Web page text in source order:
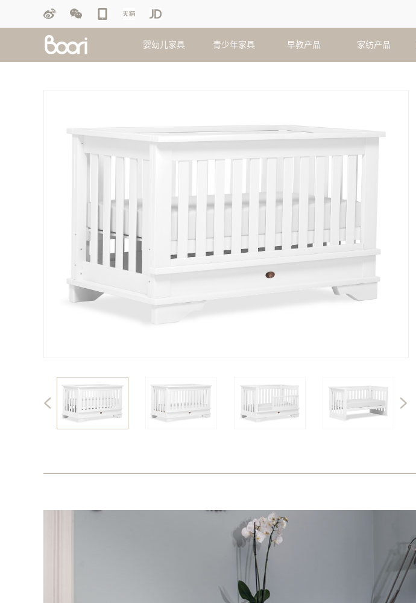
婴幼儿家具
玩具柜 床垫
查看更多产品
青少年家具
单人床 床垫
查看更多产品
早教产品
脚踏凳
查看更多产品
家纺产品
床品套件 被芯
查看更多产品